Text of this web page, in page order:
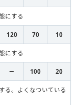
にする
120 70 10
にする
－ 100 20
る。よくなついている